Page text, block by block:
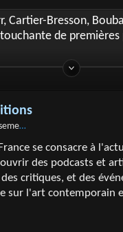
Cartier-Bresson,
de premières
se consacre à
des podcasts et
critiques, et des
sur l'art contemporain